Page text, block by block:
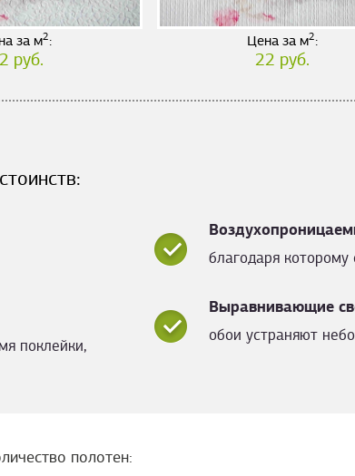
за м2:
руб.
Цена за м2:
22 руб.
благодаря
Выравнивающие
обои устраняют
поклейки,
полотен: